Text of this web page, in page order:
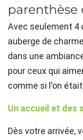
parenthèse
Avec seulement
auberge de
dans une
pour ceux qui
comme si l'on
Un accueil et des
Dès votre arrivée,